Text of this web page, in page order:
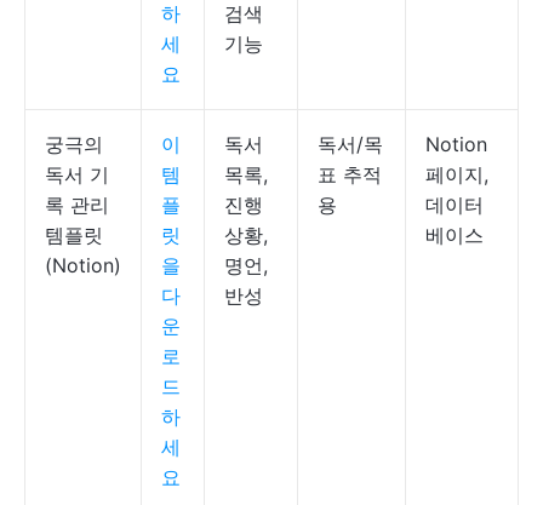
하
세
요
검색
기능
궁극의
독서 기
록 관리
템플릿
(Notion)
이
템
플
릿
을
다
운
로
드
하
세
요
독서
목록,
진행
상황,
명언,
반성
독서/목
표 추적
용
Notion
페이지,
데이터
베이스